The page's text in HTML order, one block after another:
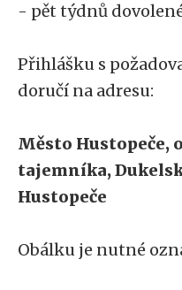
- pět týdnů
Přihlášku s
doručí na adresu:
Město Hustopeče,
tajemníka,
Hustopeče
Obálku je nutné